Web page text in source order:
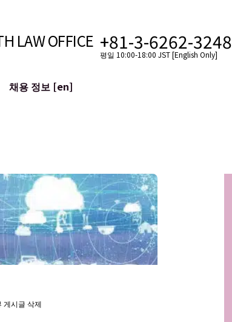
LAW OFFICE +81-3-6262-3248
평일 10:00-18:00 JST [English Only]
평판 손상 완화
명예훼손 발언의 ID
채용 정보 [en]
게시글 삭제